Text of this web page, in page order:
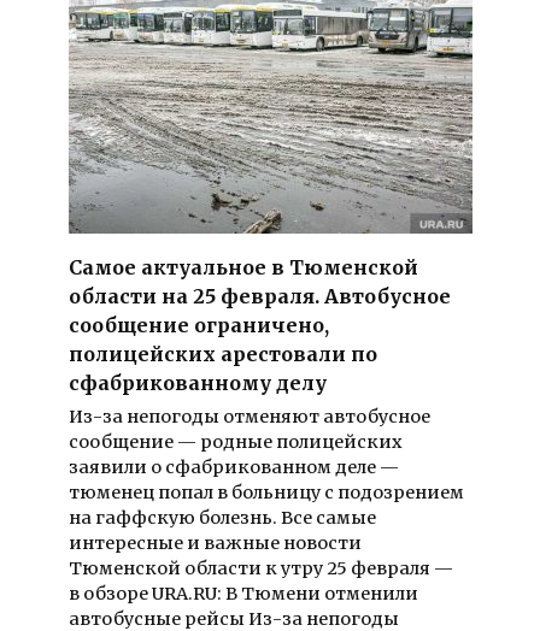
Самое актуальное в Тюменской
области на 25 февраля. Автобусное
сообщение ограничено,
полицейских арестовали по
сфабрикованному делу
Из-за непогоды отменяют автобусное
сообщение — родные полицейских
заявили о сфабрикованном деле —
тюменец попал в больницу с подозрением
на гаффскую болезнь. Все самые
интересные и важные новости
Тюменской области к утру 25 февраля —
в обзоре URA.RU: В Тюмени отменили
автобусные рейсы Из-за непогоды